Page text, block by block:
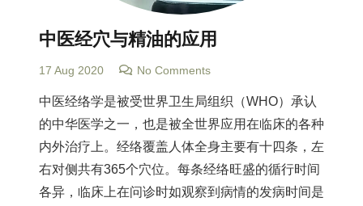
中医经穴与精油的应用
17 Aug 2020 No Comments
中医经络学是被受世界卫生局组织（WHO）承认
的中华医学之一，也是被全世界应用在临床的各种
内外治疗上。经络覆盖人体全身主要有十四条，左
右对侧共有365个穴位。每条经络旺盛的循行时间
各异，临床上在问诊时如观察到病情的发病时间是